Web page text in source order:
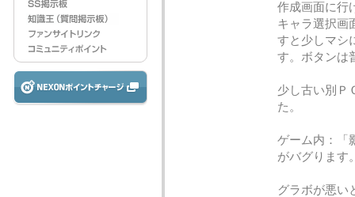
作成画面に行
キャラ選択画
すと少しマシ
す。ボタンは
少し古い別Ｐ
た。
ゲーム内：「
がバグります
グラボが悪い